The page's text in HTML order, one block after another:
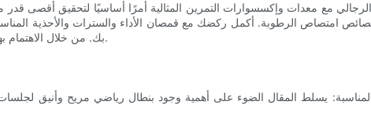
مع معدات وإكسسوارات التمرين المثالية أمرًا أساسيًا لتحقيق أقصى قدر من
امتصاص الرطوبة. أكمل ركضك مع قمصان الأداء والسترات والأحذية
بك. من خلال الاهتمام بهذه التفاصيل، يمكنك رفع مستوى تجربة التمرين والشعور بالثقة والأناقة أثناء ممارسة التمارين الرياضية.